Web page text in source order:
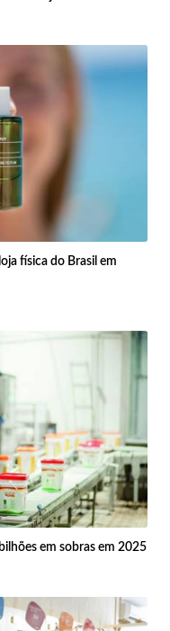
física do Brasil em
em sobras em 2025